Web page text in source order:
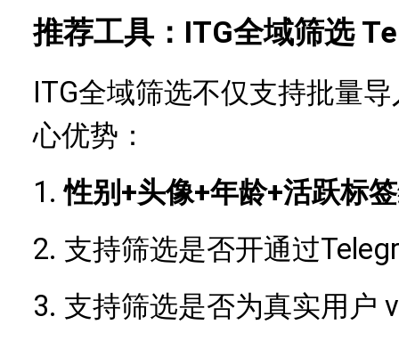
推荐工具：ITG全域筛选
ITG全域筛选不仅支持批量
心优势：
1.性别 +头像+年龄+活跃标签
2. 支持筛选是否开通过
3. 支持筛选是否为真实用户